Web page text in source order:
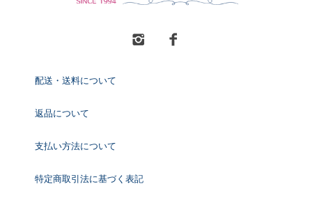
配送・送料について
返品について
支払い方法について
特定商取引法に基づく表記